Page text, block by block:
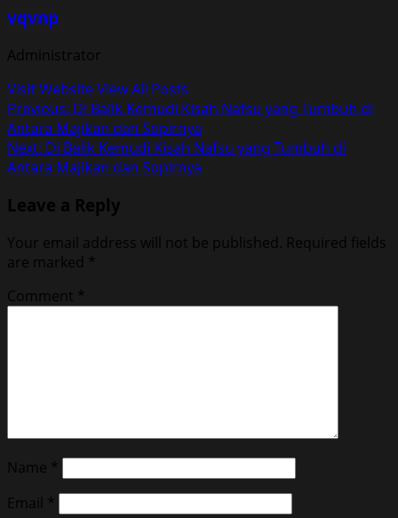
vqvnp
Administrator
Visit WebsiteView All Posts
Post
navigation
Previous: Di Balik Kemudi Kisah Nafsu yang Tumbuh di
Antara Majikan dan Sopirnya
Next: Di Balik Kemudi Kisah Nafsu yang Tumbuh di
Antara Majikan dan Sopirnya
Leave a Reply
Your email address will not be published. Required fields
are marked *
Comment *
Name *
Email
*